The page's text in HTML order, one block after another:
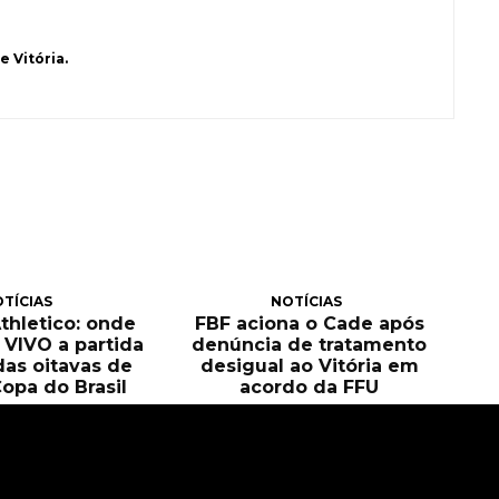
Vitória.
onde
a partida
oitavas de
do Brasil
NOTÍCIAS
FBF aciona o Cade após
denúncia de tratamento
desigual ao Vitória em
acordo da FFU